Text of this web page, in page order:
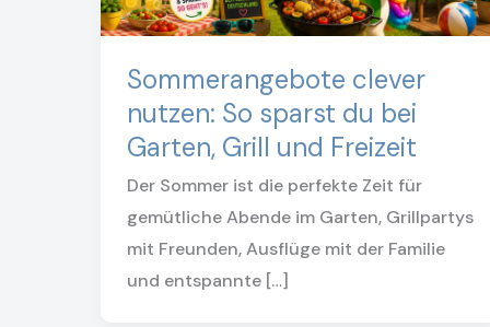
Sommerangebote clever
nutzen: So sparst du bei
Garten, Grill und Freizeit
Der Sommer ist die perfekte Zeit für
gemütliche Abende im Garten, Grillpartys
mit Freunden, Ausflüge mit der Familie
und entspannte […]